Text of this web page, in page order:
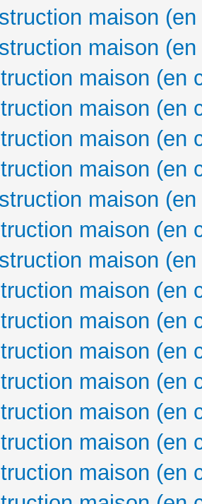
maison
maison
maison (en
maison (en
maison (en
maison (en
maison
maison (en
maison
maison (en
maison (en
maison (en
maison (en
maison (en
maison (en
maison (en